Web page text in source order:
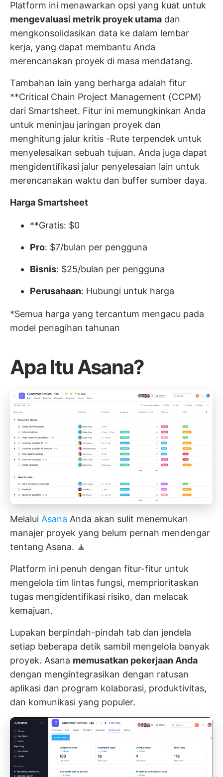
Platform ini menawarkan opsi yang kuat untuk
mengevaluasi metrik proyek utama dan
mengkonsolidasikan data ke dalam lembar
kerja, yang dapat membantu Anda
merencanakan proyek di masa mendatang.
Tambahan lain yang berharga adalah fitur
**Critical Chain Project Management (CCPM)
dari Smartsheet. Fitur ini memungkinkan Anda
untuk meninjau jaringan proyek dan
menghitung jalur kritis -Rute terpendek untuk
menyelesaikan sebuah tujuan. Anda juga dapat
mengidentifikasi jalur penyelesaian lain untuk
merencanakan waktu dan buffer sumber daya.
Harga Smartsheet
**Gratis: $0
Pro: $7/bulan per pengguna
Bisnis: $25/bulan per pengguna
Perusahaan: Hubungi untuk harga
*Semua harga yang tercantum mengacu pada
model penagihan tahunan
Apa Itu Asana?
Melalui Asana Anda akan sulit menemukan
manajer proyek yang belum pernah mendengar
tentang Asana. 🧘
Platform ini penuh dengan fitur-fitur untuk
mengelola tim lintas fungsi, memprioritaskan
tugas mengidentifikasi risiko, dan melacak
kemajuan.
Lupakan berpindah-pindah tab dan jendela
setiap beberapa detik sambil mengelola banyak
proyek. Asana memusatkan pekerjaan Anda
dengan mengintegrasikan dengan ratusan
aplikasi dan program kolaborasi, produktivitas,
dan komunikasi yang populer.